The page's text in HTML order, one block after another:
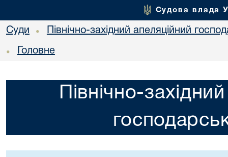
Судова влада
Суди • Північно-західний апеляційний
• Головне
Північно-